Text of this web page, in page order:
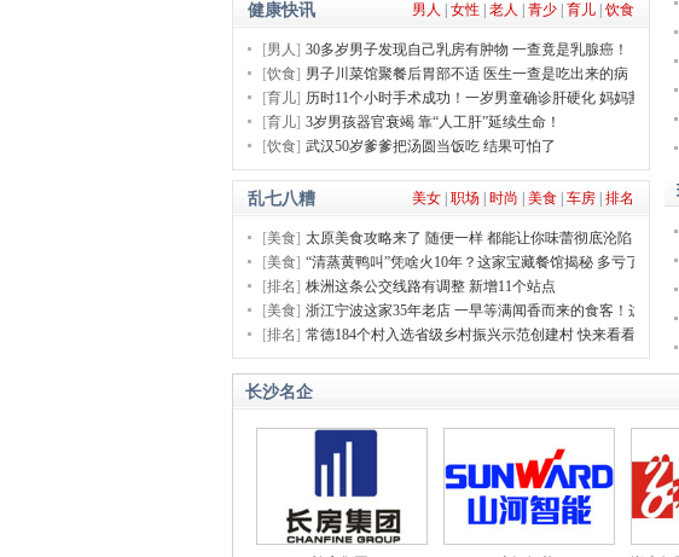
男人 女性 老人 青少 育儿 饮食
健康快讯
[男人] 30多岁男子发现自己乳房有肿物 一查竟是乳腺癌！
[饮食] 男子川菜馆聚餐后胃部不适 医生一查是吃出来的病
[育儿] 历时11个小时手术成功！一岁男童确诊肝硬化 妈妈割肝救子
[育儿] 3岁男孩器官衰竭 靠“人工肝”延续生命！
[饮食] 武汉50岁爹爹把汤圆当饭吃 结果可怕了
美女 职场 时尚 美食 车房 排名
乱七八糟
[美食] 太原美食攻略来了 随便一样 都能让你味蕾彻底沦陷
[美食] “清蒸黄鸭叫”凭啥火10年？这家宝藏餐馆揭秘 多亏了它
[排名] 株洲这条公交线路有调整 新增11个站点
[美食] 浙江宁波这家35年老店 一早等满闻香而来的食客！这口酥
[排名] 常德184个村入选省级乡村振兴示范创建村 快来看看有没有
长沙名企